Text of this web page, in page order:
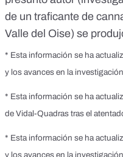
de un traficante de
Valle del Oise) se
* Esta información se ha
y los avances en la
* Esta información se ha
de Vidal-Quadras tras el
* Esta información se ha
y los avances en la